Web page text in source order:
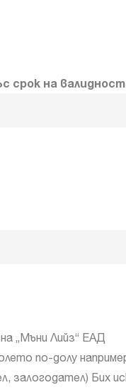
срок на
„Мъни Лийз“ ЕАД
по-долу
залогодател) Бих